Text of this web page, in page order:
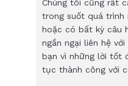
Chúng tôi cũng rất
trong suốt quá trình
hoặc có bất kỳ câu
ngần ngại liên hệ
bạn vì những lời tốt
tục thành công với